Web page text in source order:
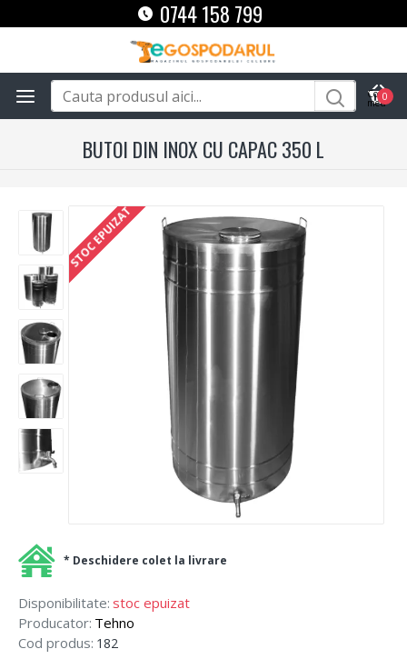
0744 158 799
0
BUTOI DIN INOX CU CAPAC 350 L
STOC EPUIZAT
Disponibilitate: stoc epuizat
Producator: Tehno
Cod produs: 182
* Deschidere colet la livrare